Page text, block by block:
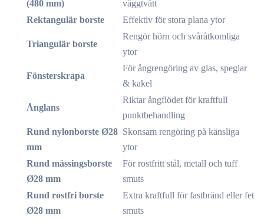
(480 mm)
väggtvätt
Rektangulär borste
Effektiv för stora plana ytor
Triangulär borste
Rengör hörn och svåråtkomliga
ytor
Fönsterskrapa
För ångrengöring av glas, speglar
& kakel
Ånglans
Riktar ångflödet för kraftfull
punktbehandling
Rund nylonborste Ø28
mm
Skonsam rengöring på känsliga
ytor
Rund mässingsborste
Ø28 mm
För rostfritt stål, metall och tuff
smuts
Rund rostfri borste
Ø28 mm
Extra kraftfull för fastbränd eller fet
smuts